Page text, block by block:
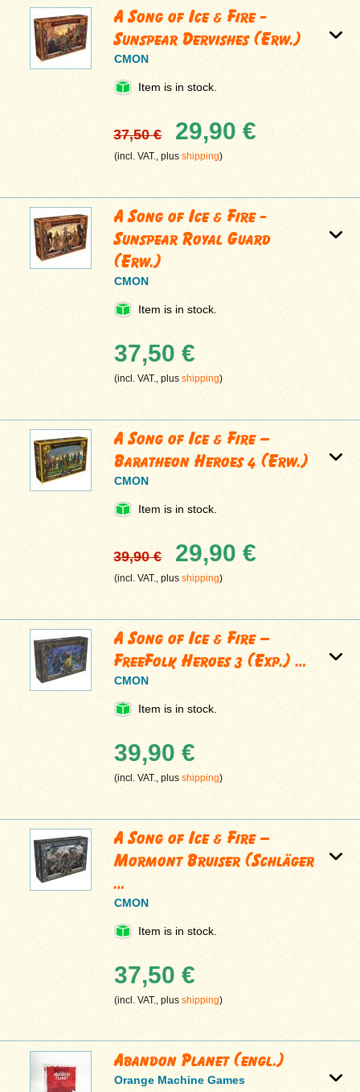
A Song of Ice & Fire -
Sunspear Dervishes (Erw.)
CMON
Item is in stock.
37,50 € 29,90 €
(incl. VAT., plusshipping)
A Song of Ice & Fire -
Sunspear Royal Guard
(Erw.)
CMON
Item is in stock.
37,50 €
(incl. VAT., plusshipping)
A Song of Ice & Fire –
Baratheon Heroes 4 (Erw.)
CMON
Item is in stock.
39,90 € 29,90 €
(incl. VAT., plusshipping)
A Song of Ice & Fire –
FreeFolk Heroes 3 (Exp.) …
CMON
Item is in stock.
39,90 €
(incl. VAT., plusshipping)
A Song of Ice & Fire –
Mormont Bruiser (Schläger
…
CMON
Item is in stock.
37,50 €
(incl. VAT., plusshipping)
Abandon Planet (engl.)
Orange Machine Games